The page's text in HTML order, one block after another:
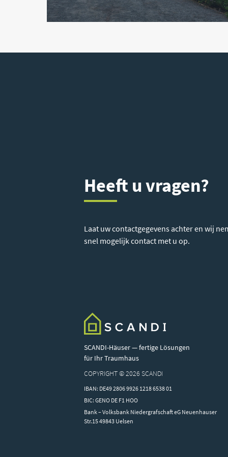
149 911 €
Laat uw contactgegevens achter en wij
snel mogelijk contact met u op.
Heeft u vragen?
Bank – Volksbank Niedergrafschaft eG Neuenhauser
Str.15 49843 Uelsen
IBAN: DE49 2806 9926 1218 6538 01
BIC: GENO DE F1 HOO
SCANDI-Häuser — fertige Lösungen
für Ihr Traumhaus
COPYRIGHT © 2026 SCANDI